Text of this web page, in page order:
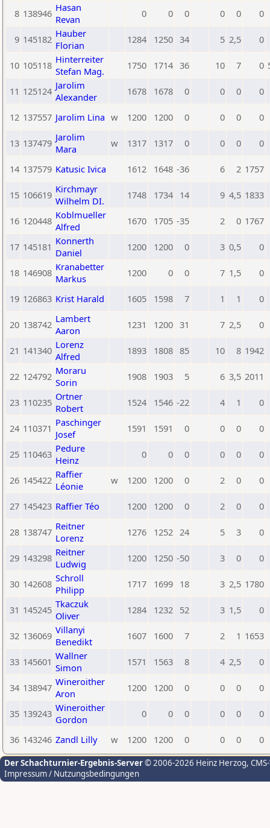
8 138946 Hasan
Revan
0 0 0 0 0 0
9 145182 Hauber
Florian
1284 1250 34 5 2,5 0
10 105118 Hinterreiter
Stefan Mag.
1750 1714 36 10 7 0
11 125124 Jarolim
Alexander
1678 1678 0 0 0 0
12 137557 Jarolim Lina w 1200 1200 0 0 0 0
13 137479 Jarolim
Mara
w 1317 1317 0 0 0 0
14 137579 Katusic Ivica 1612 1648 -36 6 2 1757
15 106619 Kirchmayr
Wilhelm DI.
1748 1734 14 9 4,5 1833
16 120448 Koblmueller
Alfred
1670 1705 -35 2 0 1767
17 145181 Konnerth
Daniel
1200 1200 0 3 0,5 0
18 146908 Kranabetter
Markus
1200 0 0 7 1,5 0
19 126863 Krist Harald 1605 1598 7 1 1 0
20 138742 Lambert
Aaron
1231 1200 31 7 2,5 0
21 141340 Lorenz
Alfred
1893 1808 85 10 8 1942
22 124792 Moraru
Sorin
1908 1903 5 6 3,5 2011
23 110235 Ortner
Robert
1524 1546 -22 4 1 0
24 110371 Paschinger
Josef
1591 1591 0 0 0 0
25 110463 Pedure
Heinz
0 0 0 0 0 0
26 145422 Raffier
Léonie
w 1200 1200 0 2 0 0
27 145423 Raffier Téo 1200 1200 0 2 0 0
28 138747 Reitner
Lorenz
1276 1252 24 5 3 0
29 143298 Reitner
Ludwig
1200 1250 -50 3 0 0
30 142608 Schroll
Philipp
1717 1699 18 3 2,5 1780
31 145245 Tkaczuk
Oliver
1284 1232 52 3 1,5 0
32 136069 Villanyi
Benedikt
1607 1600 7 2 1 1653
33 145601 Wallner
Simon
1571 1563 8 4 2,5 0
34 138947 Wineroither
Aron
1200 1200 0 0 0 0
35 139243 Wineroither
Gordon
0 0 0 0 0 0
36 143246 Zandl Lilly w 1200 1200 0 0 0 0
Der Schachturnier-Ergebnis-Server© 2006-2026 Heinz Herzog,
Impressum / Nutzungsbedingungen